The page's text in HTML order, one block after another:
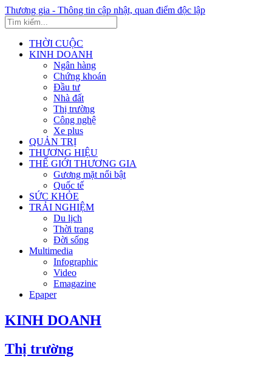
Thương gia - Thông tin cập nhật, quan điểm độc lập
THỜI CUỘC
KINH DOANH
Ngân hàng
Chứng khoán
Đầu tư
Nhà đất
Thị trường
Công nghệ
Xe plus
QUẢN TRỊ
THƯƠNG HIỆU
THẾ GIỚI THƯƠNG GIA
Gương mặt nổi bật
Quốc tế
SỨC KHỎE
TRẢI NGHIỆM
Du lịch
Thời trang
Đời sống
Multimedia
Infographic
Video
Emagazine
Epaper
KINH DOANH
Thị trường